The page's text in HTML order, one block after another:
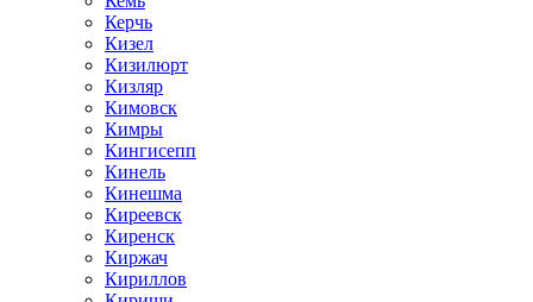
Керчь
Кизел
Кизилюрт
Кизляр
Кимовск
Кимры
Кингисепп
Кинель
Кинешма
Киреевск
Киренск
Киржач
Кириллов